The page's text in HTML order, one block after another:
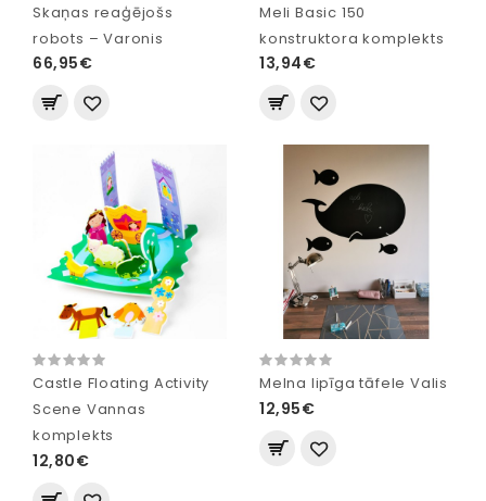
Skaņas reaģējošs
robots – Varonis
66,95€
Meli Basic 150
konstruktora komplekts
13,94€
Castle Floating Activity
Scene Vannas
komplekts
12,80€
Melna lipīga tāfele Valis
12,95€